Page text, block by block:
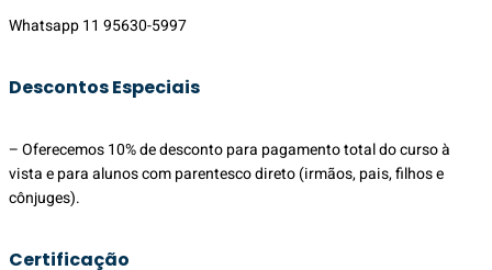
Whatsapp 11 95630-5997
Descontos Especiais
– Oferecemos 10% de desconto para pagamento total do curso à
vista e para alunos com parentesco direto (irmãos, pais, filhos e
cônjuges).
Certificação